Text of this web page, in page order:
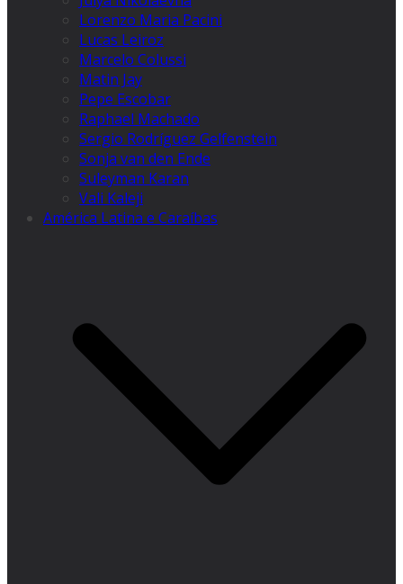
Lorenzo Maria Pacini
Lucas Leiroz
Marcelo Colussi
Matin Jay
Pepe Escobar
Raphael Machado
Sergio Rodríguez Gelfenstein
Sonja van den Ende
Suleyman Karan
Vali Kaleji
América Latina e Caraíbas